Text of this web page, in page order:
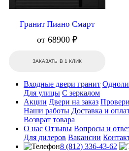
Гранит Пиано Смарт
от 68900 ₽
ЗАКАЗАТЬ В 1 КЛИК
Входные двери гранит
Для улицы С зеркалом
Акции Двери на заказ
Наши работы Доставка и
Возврат товара
О нас Отзывы Вопросы и
Для дилеров Вакансии
8 (812) 336-43-62